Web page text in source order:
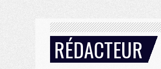
RÉDACTEUR